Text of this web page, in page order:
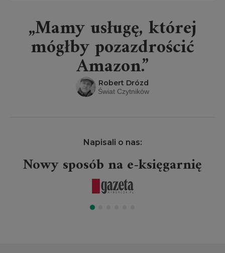
„Mamy usługę, której
mógłby pozazdrościć
Amazon.”
Robert Drózd
Świat Czytników
Napisali o nas:
Nowy sposób na e-księgarnię